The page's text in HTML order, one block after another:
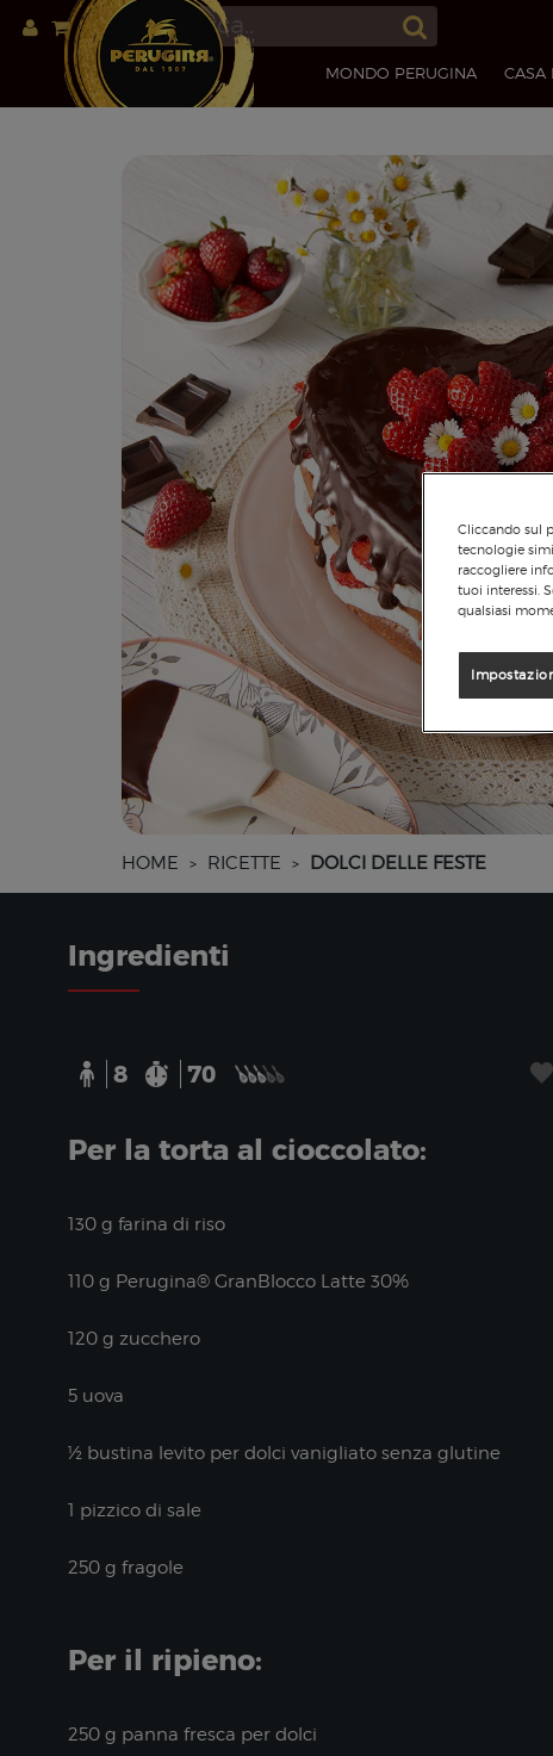
MONDO PERUGINA CASA
HOME > RICETTE > DOLCI DELLE FESTE
Ingredienti
8 70
Per la torta al cioccolato:
130 g farina di riso
110 g Perugina® GranBlocco Latte 30%
120 g zucchero
5 uova
½ bustina levito per dolci vanigliato senza glutine
1 pizzico di sale
250 g fragole
Per il ripieno:
250 g panna fresca per dolci
Cliccando sul
tecnologie
raccogliere
tuoi interessi.
qualsiasi